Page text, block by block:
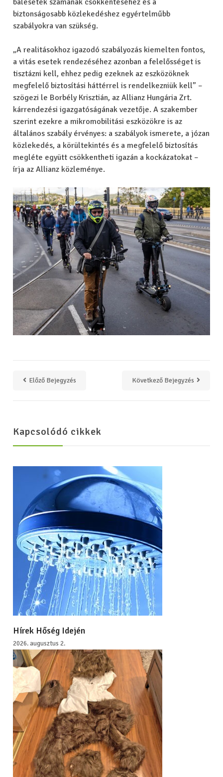
balesetek számának csökkentéséhez és a
biztonságosabb közlekedéshez egyértelműbb
szabályokra van szükség.
„A realitásokhoz igazodó szabályozás kiemelten fontos,
a vitás esetek rendezéséhez azonban a felelősséget is
tisztázni kell, ehhez pedig ezeknek az eszközöknek
megfelelő biztosítási háttérrel is rendelkezniük kell” –
szögezi le Borbély Krisztián, az Allianz Hungária Zrt.
kárrendezési igazgatóságának vezetője. A szakember
szerint ezekre a mikromobilitási eszközökre is az
általános szabály érvényes: a szabályok ismerete, a józan
közlekedés, a körültekintés és a megfelelő biztosítás
megléte együtt csökkentheti igazán a kockázatokat –
írja az Allianz közleménye.
Előző Bejegyzés Következő Bejegyzés
Kapcsolódó cikkek
Hírek Hőség Idején
2026. augusztus 2.